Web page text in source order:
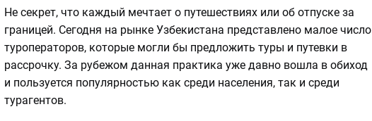
Не секрет, что каждый мечтает о путешествиях или об отпуске за
границей. Сегодня на рынке Узбекистана представлено малое число
туроператоров, которые могли бы предложить туры и путевки в
рассрочку. За рубежом данная практика уже давно вошла в обиход
и пользуется популярностью как среди населения, так и среди
турагентов.